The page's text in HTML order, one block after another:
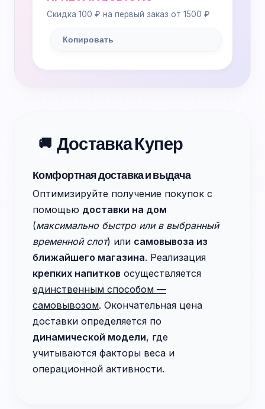
Скидка 100 ₽ на первый заказ от 1500 ₽
Копировать
🚚 Доставка Купер
Комфортная доставка и выдача
Оптимизируйте получение покупок с
помощью доставки на дом
(максимально быстро или в выбранный
временной слот) или самовывоза из
ближайшего магазина. Реализация
крепких напитков осуществляется
единственным способом —
самовывозом. Окончательная цена
доставки определяется по
динамической модели, где
учитываются факторы веса и
операционной активности.